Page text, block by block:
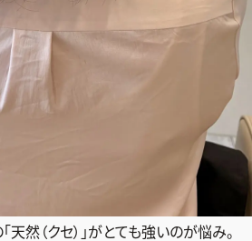
天然（クセ）」がとても強いのが悩み。